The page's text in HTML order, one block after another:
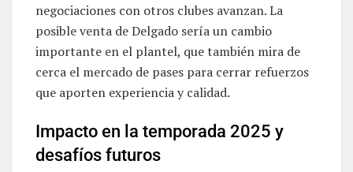
negociaciones con otros clubes avanzan. La
posible venta de Delgado sería un cambio
importante en el plantel, que también mira de
cerca el mercado de pases para cerrar refuerzos
que aporten experiencia y calidad.
Impacto en la temporada 2025 y
desafíos futuros